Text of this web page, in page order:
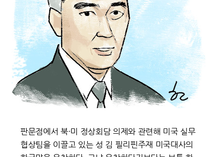
판문점에서 북·미 정상회담 의제와 관련해 미국 실무
협상팀을 이끌고 있는 성 김 필리핀주재 미국대사의